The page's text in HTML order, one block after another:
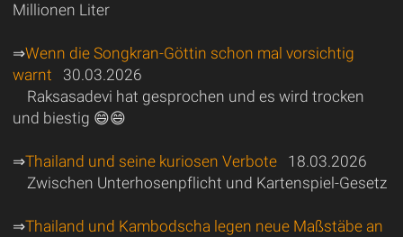
Millionen Liter
⇒Wenn die Songkran-Göttin schon mal vorsichtig
warnt 30.03.2026
Raksasadevi hat gesprochen und es wird trocken
und biestig 😄😄
⇒Thailand und seine kuriosen Verbote18.03.2026
Zwischen Unterhosenpflicht und Kartenspiel-Gesetz
⇒Thailand und Kambodscha legen neue Maßstäbe an